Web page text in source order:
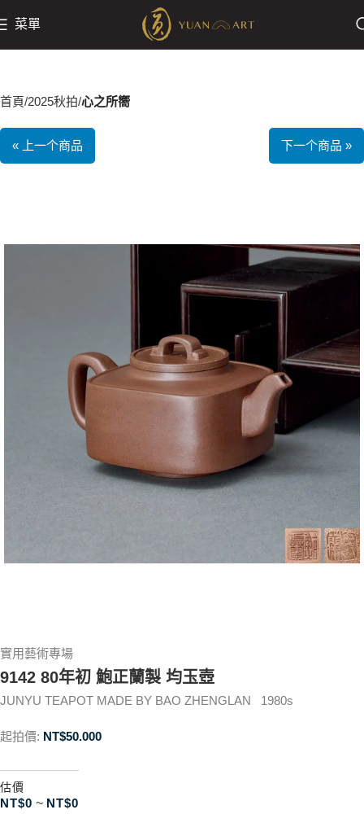
菜單
首頁 2025秋拍 心之所嚮
« 上一个商品 下一个商品 »
實用藝術專場
9142 80年初 鮑正蘭製 均玉壺
JUNYU TEAPOT MADE BY BAO ZHENGLAN 1980s
起拍價: NT$50.000
估價
NT$0 ~ NT$0